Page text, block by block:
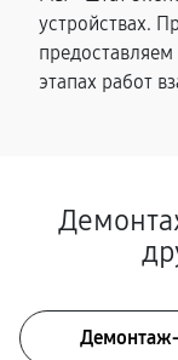
устройствах.
этапах работ